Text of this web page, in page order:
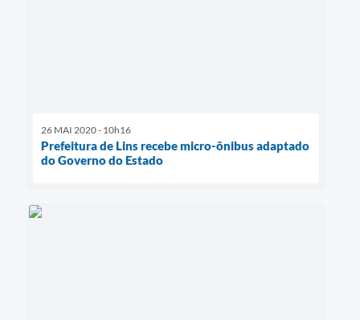
26 MAI 2020 - 10h16
Prefeitura de Lins recebe micro-ônibus adaptado
do Governo do Estado